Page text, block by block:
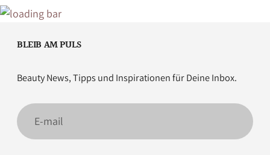
BLEIB AM PULS
Beauty News, Tipps und Inspirationen für Deine Inbox.
E-
mail